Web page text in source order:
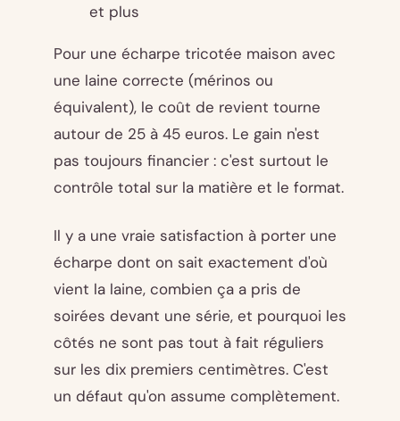
et plus
Pour une écharpe tricotée maison avec
une laine correcte (mérinos ou
équivalent), le coût de revient tourne
autour de 25 à 45 euros. Le gain n'est
pas toujours financier : c'est surtout le
contrôle total sur la matière et le format.
Il y a une vraie satisfaction à porter une
écharpe dont on sait exactement d'où
vient la laine, combien ça a pris de
soirées devant une série, et pourquoi les
côtés ne sont pas tout à fait réguliers
sur les dix premiers centimètres. C'est
un défaut qu'on assume complètement.